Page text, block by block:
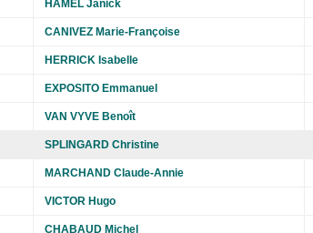
HAMEL Janick
CANIVEZ Marie-Françoise
HERRICK Isabelle
EXPOSITO Emmanuel
VAN VYVE Benoît
SPLINGARD Christine
MARCHAND Claude-Annie
VICTOR Hugo
CHABAUD Michel